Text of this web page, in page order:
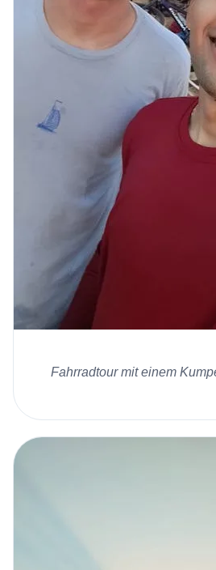
Fahrradtour mit einem